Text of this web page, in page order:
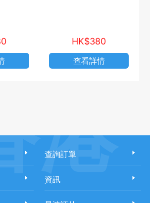
HK$380
查看詳情
查詢訂單
資訊
港